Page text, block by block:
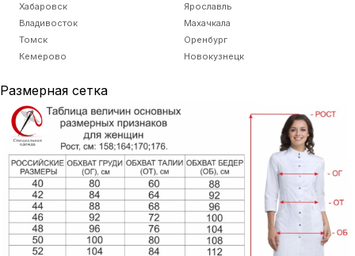
Хабаровск
Ярославль
Владивосток
Махачкала
Томск
Оренбург
Кемерово
Новокузнецк
Размерная сетка